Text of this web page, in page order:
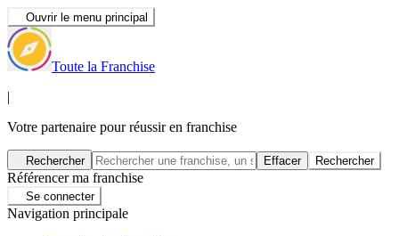
Ouvrir le menu principal
Toute la Franchise
|
Votre partenaire pour réussir en franchise
Rechercher Effacer Rechercher
Référencer ma franchise
Se connecter
Navigation principale